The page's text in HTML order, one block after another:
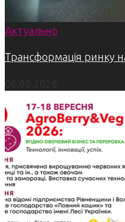
Актуально
Трансформація ринку